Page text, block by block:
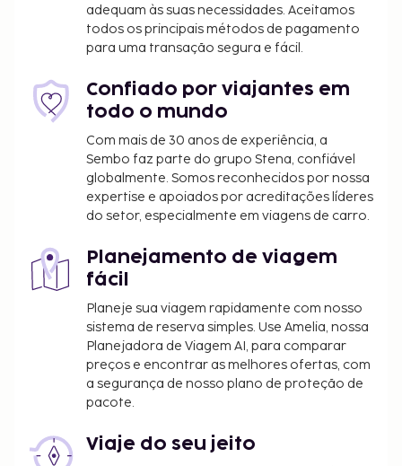
imposto não é aplicado a crianças com menos
de 12 anos anos.
comunicou.
Todas as pessoas alojadas, incluindo crianças,
deverão estar presentes durante o registo de
entrada e exibir o respetivo documento de
identificação ou passaporte.
Devido às regulamentações nacionais, as
transações em numerário neste alojamento
não poderão exceder 5000 EUR. Para mais
informações, contacte o alojamento através
dos dados que constam na confirmação de
reserva.
adequam às suas necessidades. Aceitamos
todos os principais métodos de pagamento
para uma transação segura e fácil.
Confiado por viajantes em
todo o mundo
Com mais de 30 anos de experiência, a
Sembo faz parte do grupo Stena, confiável
globalmente. Somos reconhecidos por nossa
expertise e apoiados por acreditações líderes
do setor, especialmente em viagens de carro.
Planejamento de viagem
fácil
Planeje sua viagem rapidamente com nosso
sistema de reserva simples. Use Amelia, nossa
Planejadora de Viagem AI, para comparar
preços e encontrar as melhores ofertas, com
a segurança de nosso plano de proteção de
pacote.
Viaje do seu jeito